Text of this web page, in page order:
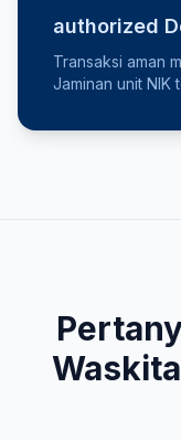
authorized
Transaksi aman
Jaminan unit